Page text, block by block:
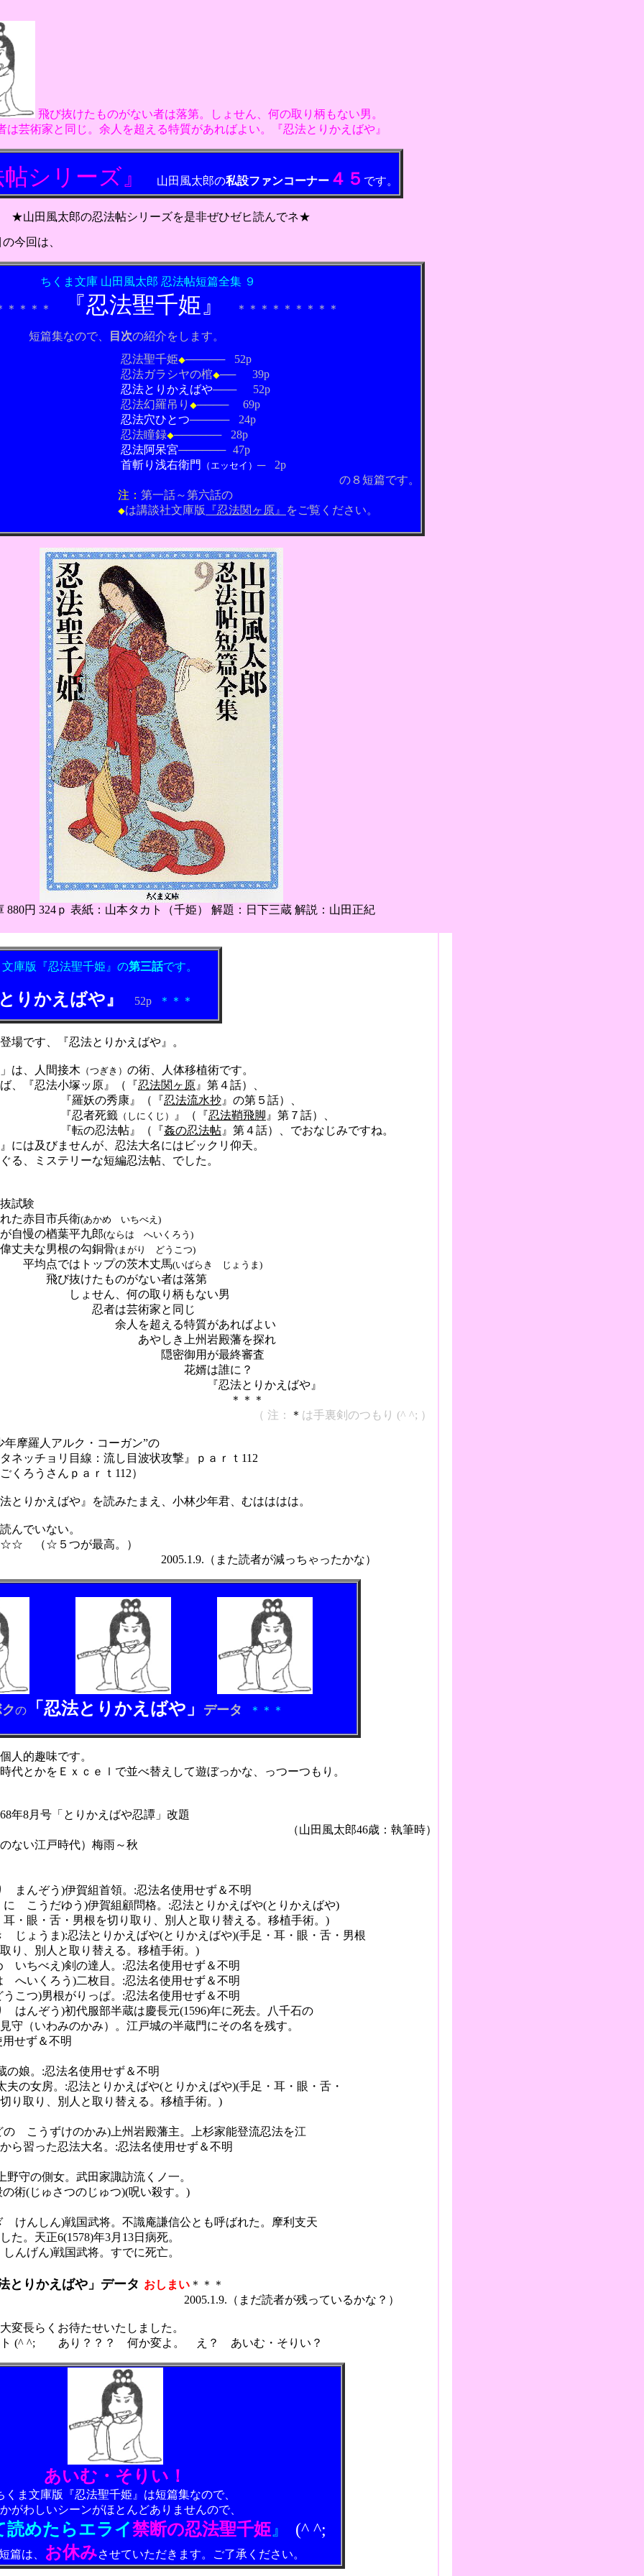
飛び抜けたものがない者は落第。しょせん、何の取り柄もない男。
家と同じ。余人を超える特質があればよい。『忍法とりかえばや』
帖シリーズ』 山田風太郎の私設ファンコーナー４５ です。
法帖シリーズを是非ぜひゼヒ読んでネ★
今回は、
ちくま文庫 山田風太郎 忍法帖短篇全集 ９
＊＊＊ 『忍法聖千姫 』 ＊＊＊＊＊＊＊＊＊
ので、 目次の紹介をします。
聖千姫◆─────
52p
ラシヤの棺◆──
39p
忍法とりかえばや───
52p
羅吊り ◆────
69p
忍法穴ひとつ─────
24p
瞳録◆──────
28p
忍法阿呆宮────── 47p
首斬り浅右衛門
（エッセイ） ─
2p
短篇です。
注： 第一話～第六話の
◆は講談社文庫版 『忍法関ヶ原』 をご覧ください。
880円 324ｐ 表紙：山本タカト（千姫） 解題：日下三蔵 解説：山田正紀
庫版『忍法聖千姫』の第三話です。
りかえばや』 52p ＊＊＊
場です、『忍法とりかえばや 』 。
は、人間接木 （つぎき） の術、人体移植術です。
、『忍法小塚ッ原』（『忍法関ヶ原 』第４話）、
『羅妖の秀康』（『忍法流水抄 』の第５話）、
死籤 （しにくじ） 』（『忍法鞘飛脚 』第７話）、
『転の忍法帖』
（『姦の忍法帖 』第４話）、でおなじみですね。
には及びませんが、忍法大名にはビックリ仰天。
る
、ミステリーな短編忍法帖、 でした。
験
目市兵衛(あかめ いちべえ)
楢葉平九郎(ならは へいくろう)
の勾銅骨(まがり どうこつ)
ップの茨木丈馬(いばらき じょうま)
のがない者は落第
何の取り柄もない男
術家と同じ
る特質があればよい
上州岩殿藩を探れ
用が最終審査
は誰に？
とりかえばや 』
＊＊
（ 注：
＊ は手裏剣のつもり (^ ^; ）
年摩羅人アルク・コーガン”の
ネッチョリ目線：流し目波状攻撃』ｐａｒｔ112
ろうさんｐａｒｔ112）
とりかえばや 』 を読みたまえ、小林少年君、むはははは。
んでいない。
☆☆ （☆５つが最高。）
また読者が減っちゃったかな）
の 「忍法とりかえばや」 データ ＊＊＊
人的趣味です。
代とかをＥｘｃｅｌで並べ替えして遊ぼっかな、っつーつもり。
年8月号「とりかえばや忍譚」改題
風太郎46歳：執筆時）
ない江戸時代）梅雨～秋
んぞう)伊賀組首領。:忍法名使用せず＆不明
こうだゆう)伊賀組顧問格。:忍法とりかえばや(とりかえばや)
・男根を切り取り、別人と取り替える。移植手術。)
ょうま):忍法とりかえばや(とりかえばや)(手足・耳・眼・舌・男根
と取り替える。移植手術。)
ちべえ)剣の達人。:忍法名使用せず＆不明
いくろう)二枚目。:忍法名使用せず＆不明
つ)男根がりっぱ。:忍法名使用せず＆不明
んぞう)初代服部半蔵は慶長元(1596)年に死去。八千石の
のかみ）。江戸城の半蔵門にその名を残す。
＆不明
娘。:忍法名使用せず＆不明
の女房。:忍法とりかえばや(とりかえばや)(手足・耳・眼・舌・
別人と取り替える。移植手術。)
こうずけのかみ)上州岩殿藩主。上杉家能登流忍法を江
忍法大名。:忍法名使用せず＆不明
守の側女。武田家諏訪流くノ一。
さつのじゅつ)(呪い殺す。)
んしん)戦国武将。不識庵謙信公とも呼ばれた。摩利支天
6(1578)年3月13日病死。
げん)戦国武将。すでに死亡。
法とりかえばや」データ おしまい ＊＊＊
まだ読者が残っているかな？）
変長らくお待たせいたしました。
(^ ^; あり？？？ 何か変よ。 え？ あいむ・そりい？
あいむ・そりい！
くま文庫版『忍法聖千姫』は短篇集なので、
がわしいシーンがほとんどありませんので、
読めたらエライ禁断の忍法聖千姫 』 (^ ^;
篇は、 お休みさせていただきます。ご了承ください。